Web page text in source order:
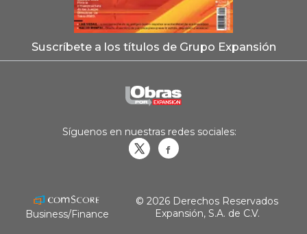
Suscríbete a los títulos de Grupo Expansión
Síguenos en nuestras redes sociales:
Business/Finance
© 2026 Derechos Reservados
Expansión, S.A. de C.V.